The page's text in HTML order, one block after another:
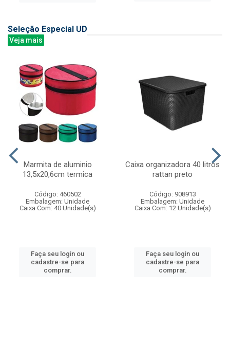
Seleção Especial UD
Veja mais
Marmita de aluminio
13,5x20,6cm termica
Código: 460502
Embalagem: Unidade
Caixa Com: 40 Unidade(s)
Faça seu login ou
cadastre-se para
comprar.
Caixa organizadora 40 litros
rattan preto
Código: 908913
Embalagem: Unidade
Caixa Com: 12 Unidade(s)
Faça seu login ou
cadastre-se para
comprar.